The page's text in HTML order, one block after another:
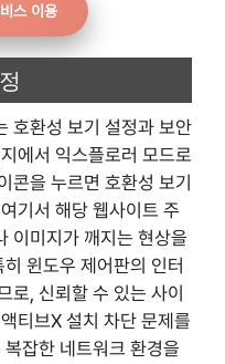
스 이용
호환성 보기 설정과 보안
에서 익스플로러 모드로
콘을 누르면 호환성 보기
기서 해당 웹사이트 주
이미지가 깨지는 현상을
윈도우 제어판의 인터
로, 신뢰할 수 있는 사이
티브X 설치 차단 문제를
잡한 네트워크 환경을